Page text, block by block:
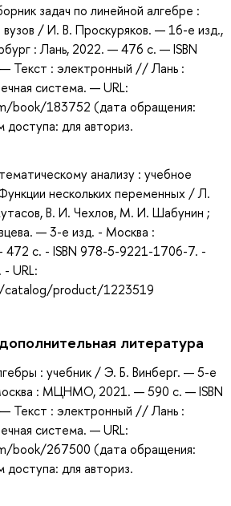
задач по линейной алгебре :
/ И. В. Проскуряков. — 16-е изд.,
: Лань, 2022. — 476 с. — ISBN
Текст : электронный // Лань :
система. — URL:
book/183752 (дата обращения:
для авториз.
анализу : учебное
нескольких переменных / Л.
В. И. Чехлов, М. И. Шабунин ;
— 3-е изд. - Москва :
с. - ISBN 978-5-9221-1706-7. -
URL:
product/1223519
литература
: учебник / Э. Б. Винберг. — 5-е
: МЦНМО, 2021. — 590 с. — ISBN
Текст : электронный // Лань :
система. — URL:
book/267500 (дата обращения:
для авториз.